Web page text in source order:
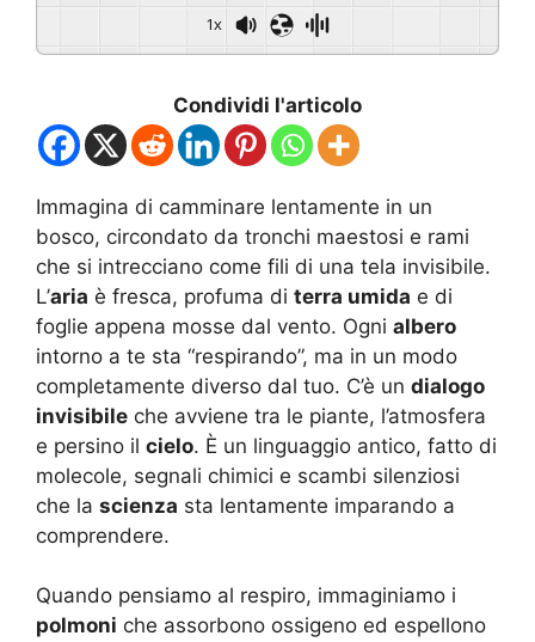
1x
Condividi l'articolo
Immagina di camminare lentamente in un
bosco, circondato da tronchi maestosi e rami
che si intrecciano come fili di una tela invisibile.
L’aria è fresca, profuma di terra umida e di
foglie appena mosse dal vento. Ogni albero
intorno a te sta “respirando”, ma in un modo
completamente diverso dal tuo. C’è un dialogo
invisibile che avviene tra le piante, l’atmosfera
e persino il cielo. È un linguaggio antico, fatto di
molecole, segnali chimici e scambi silenziosi
che la scienza sta lentamente imparando a
comprendere.
Quando pensiamo al respiro, immaginiamo i
polmoni che assorbono ossigeno ed espellono